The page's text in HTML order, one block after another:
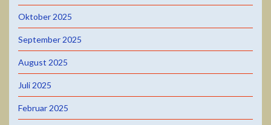
Oktober 2025
September 2025
August 2025
Juli 2025
Februar 2025